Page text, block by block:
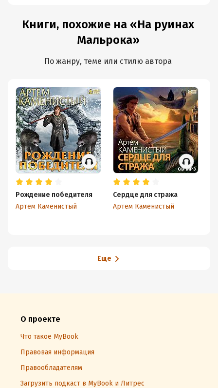
Книги, похожие на «На руинах
Мальрока»
По жанру, теме или стилю автора
Рождение победителя
Артем Каменистый
Сердце для стража
Артем Каменистый
Еще
О проекте
Что такое MyBook
Правовая информация
Правообладателям
Загрузить подкаст в MyBook и Литрес